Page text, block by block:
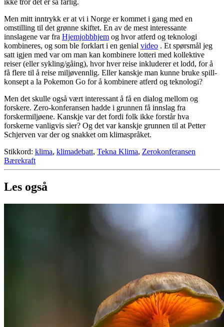
ikke tror det er så farlig.
Men mitt inntrykk er at vi i Norge er kommet i gang med en
omstilling til det grønne skiftet. En av de mest interessante
innslagene var fra Hjemjobbhjem og hvor atferd og teknologi
kombineres, og som ble forklart i en genial video . Et spørsmål jeg
satt igjen med var om man kan kombinere lotteri med kollektive
reiser (eller sykling/gåing), hvor hver reise inkluderer et lodd, for å
få flere til å reise miljøvennlig. Eller kanskje man kunne bruke spill-
konsept a la Pokemon Go for å kombinere atferd og teknologi?
Men det skulle også vært interessant å få en dialog mellom og
forskere. Zero-konferansen hadde i grunnen få innslag fra
forskermiljøene. Kanskje var det fordi folk ikke forstår hva
forskerne vanligvis sier? Og det var kanskje grunnen til at Petter
Schjerven var der og snakket om klimaspråket.
Stikkord: klima, klimadebatt, Tekna Klima, Zerokonferansen
Bærekraft
Les også